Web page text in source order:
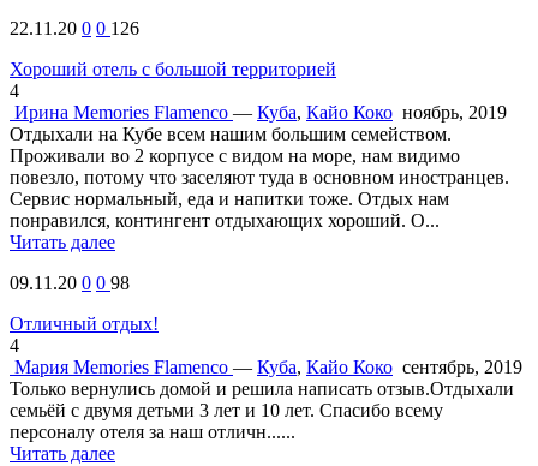
22.11.20 0 0 126
Хороший отель с большой территорией
4
Ирина Memories Flamenco — Куба, Кайо Коко ноябрь, 2019
Отдыхали на Кубе всем нашим большим семейством.
Проживали во 2 корпусе с видом на море, нам видимо
повезло, потому что заселяют туда в основном иностранцев.
Сервис нормальный, еда и напитки тоже. Отдых нам
понравился, контингент отдыхающих хороший. О...
Читать далее
09.11.20 0 0 98
Отличный отдых!
4
Мария Memories Flamenco — Куба, Кайо Коко сентябрь, 2019
Только вернулись домой и решила написать отзыв.Отдыхали
семьёй с двумя детьми 3 лет и 10 лет. Спасибо всему
персоналу отеля за наш отличн......
Читать далее